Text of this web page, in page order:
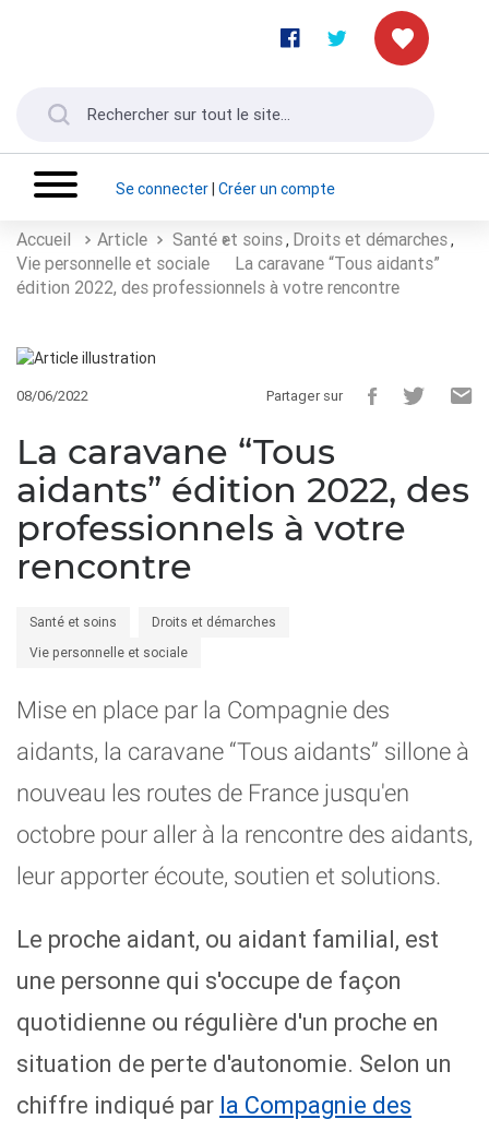
Se connecter| Créer un compte
Accueil Article Santé et soins, Droits et démarches,
Vie personnelle et sociale
La caravane “Tous aidants”
édition 2022, des professionnels à votre rencontre
08/06/2022 Partager sur
La caravane “Tous
aidants” édition 2022, des
professionnels à votre
rencontre
Santé et soins
Droits et démarches
Vie personnelle et sociale
Mise en place par la Compagnie des
aidants, la caravane “Tous aidants” sillone à
nouveau les routes de France jusqu'en
octobre pour aller à la rencontre des aidants,
leur apporter écoute, soutien et solutions.
Le proche aidant, ou aidant familial, est
une personne qui s'occupe de façon
quotidienne ou régulière d'un proche en
situation de perte d'autonomie. Selon un
chiffre indiqué par la Compagnie des